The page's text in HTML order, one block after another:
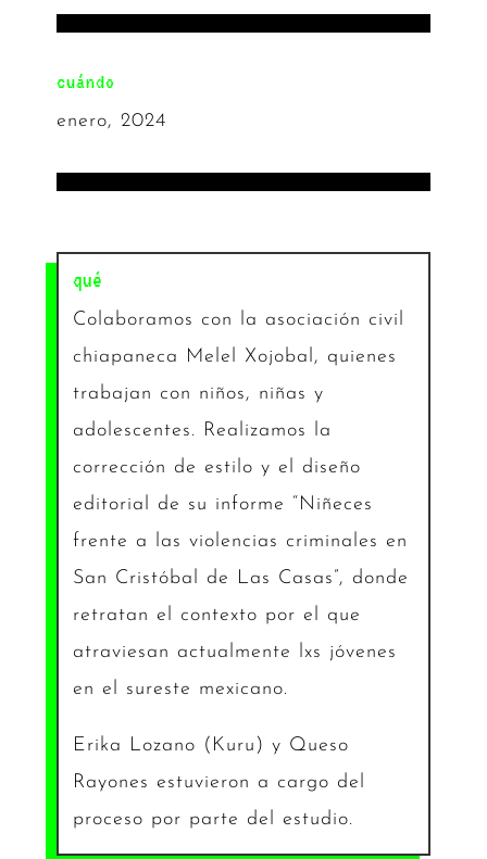
cuándo
enero, 2024
qué
Colaboramos con la asociación civil
chiapaneca Melel Xojobal, quienes
trabajan con niños, niñas y
adolescentes. Realizamos la
corrección de estilo y el diseño
editorial de su informe “Niñeces
frente a las violencias criminales en
San Cristóbal de Las Casas”, donde
retratan el contexto por el que
atraviesan actualmente lxs jóvenes
en el sureste mexicano.
Erika Lozano (Kuru) y Queso
Rayones estuvieron a cargo del
proceso por parte del estudio.